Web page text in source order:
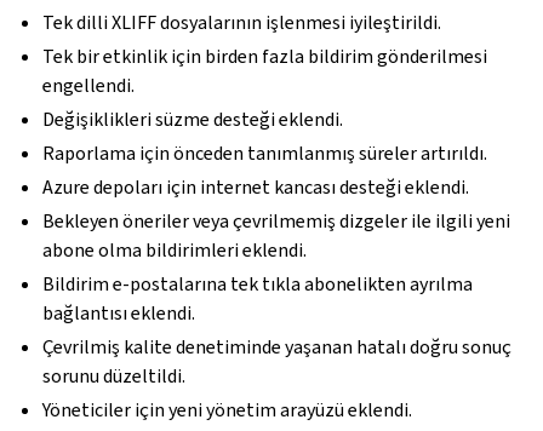
Tek dilli XLIFF dosyalarının işlenmesi iyileştirildi.
Tek bir etkinlik için birden fazla bildirim gönderilmesi
engellendi.
Değişiklikleri süzme desteği eklendi.
Raporlama için önceden tanımlanmış süreler artırıldı.
Azure depoları için internet kancası desteği eklendi.
Bekleyen öneriler veya çevrilmemiş dizgeler ile ilgili yeni
abone olma bildirimleri eklendi.
Bildirim e-postalarına tek tıkla abonelikten ayrılma
bağlantısı eklendi.
Çevrilmiş kalite denetiminde yaşanan hatalı doğru sonuç
sorunu düzeltildi.
Yöneticiler için yeni yönetim arayüzü eklendi.